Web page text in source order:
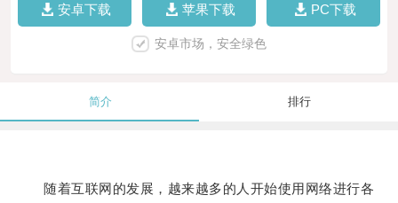
安卓下载 苹果下载 PC下载
安卓市场，安全绿色
简介 排行
随着互联网的发展，越来越多的人开始使用网络进行各